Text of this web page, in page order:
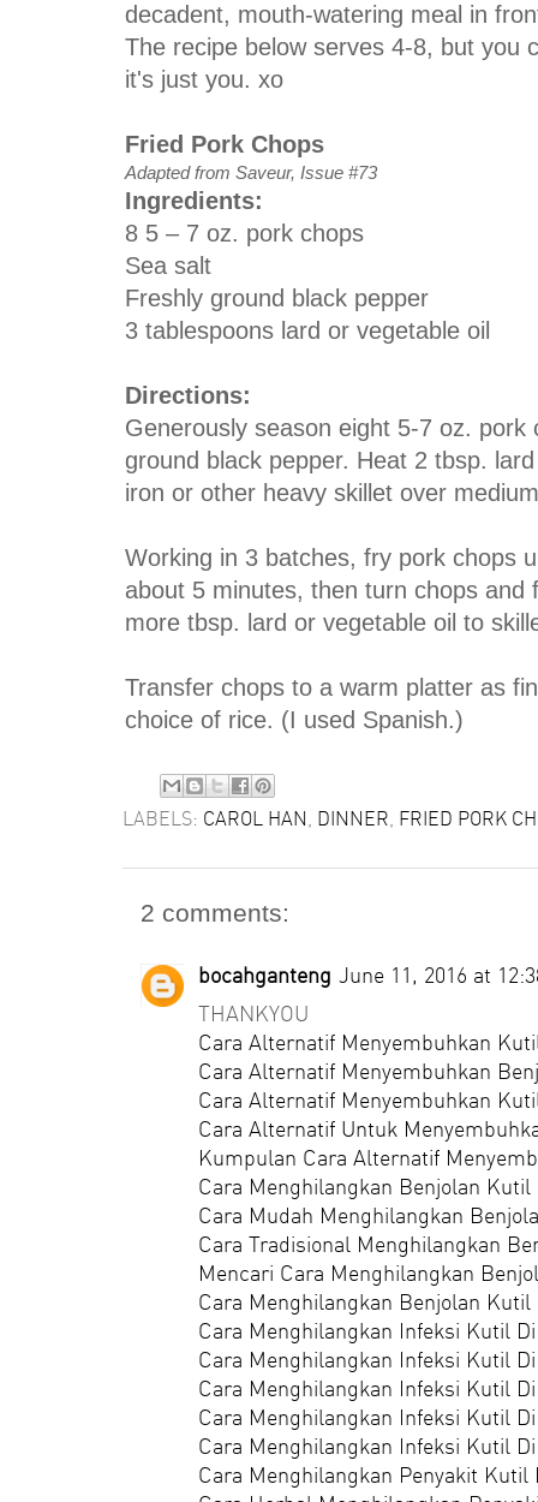
decadent, mouth-watering meal in
The recipe below serves 4-8, but you
it's just you. xo
Fried Pork Chops
Adapted from Saveur, Issue #73
Ingredients:
8 5 – 7 oz. pork chops
Sea salt
Freshly ground black pepper
3 tablespoons lard or vegetable oil
Directions:
Generously season eight 5-7 oz. pork
ground black pepper. Heat 2 tbsp.
iron or other heavy skillet over
Working in 3 batches, fry pork chops
about 5 minutes, then turn chops
more tbsp. lard or vegetable oil to
Transfer chops to a warm platter as
choice of rice. (I used Spanish.)
LABELS: CAROL HAN DINNER FRIED PORK
2 comments:
bocahganteng June 11, 2016 at
THANKYOU
Cara Alternatif Menyembuhkan
Cara Alternatif Menyembuhkan
Cara Alternatif Menyembuhkan
Cara Alternatif Untuk
Kumpulan Cara Alternatif
Cara Menghilangkan Benjolan
Cara Mudah Menghilangkan
Cara Tradisional Menghilangkan
Mencari Cara Menghilangkan
Cara Menghilangkan Benjolan
Cara Menghilangkan Infeksi Kutil
Cara Menghilangkan Infeksi Kutil
Cara Menghilangkan Infeksi Kutil
Cara Menghilangkan Infeksi Kutil
Cara Menghilangkan Infeksi Kutil
Cara Menghilangkan Penyakit Kutil